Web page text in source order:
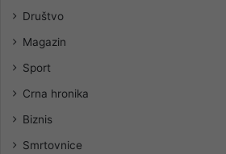
Društvo
Magazin
Sport
Crna hronika
Biznis
Smrtovnice